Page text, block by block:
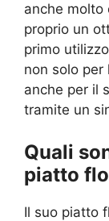
anche molto
proprio un
primo
non solo per
anche per il
tramite un
Quali
piatto
Il suo piatto